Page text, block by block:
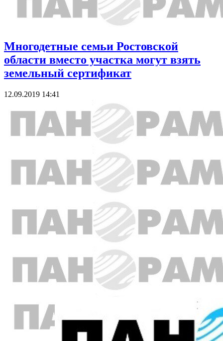
Многодетные семьи Ростовской
области вместо участка могут взять
земельный сертификат
12.09.2019 14:41